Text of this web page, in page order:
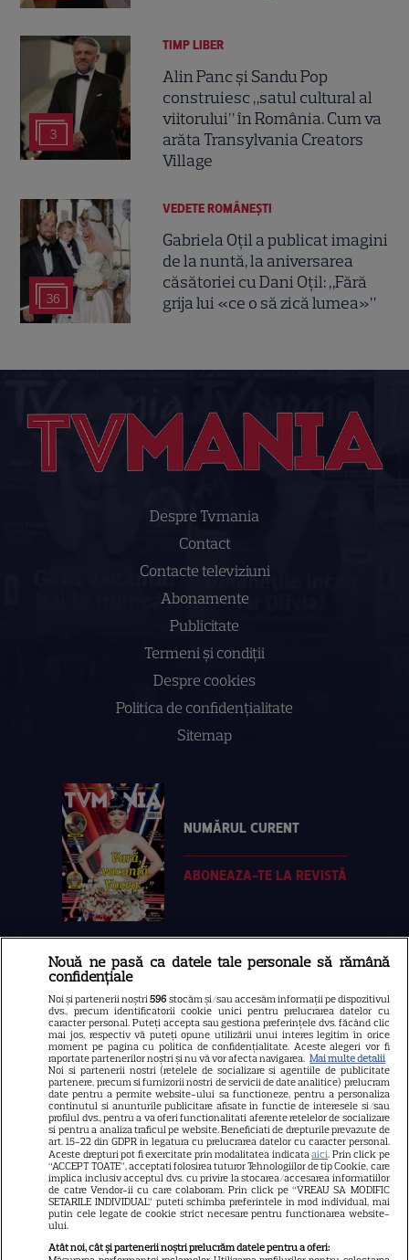
3
TIMP LIBER
Alin Panc și Sandu Pop
construiesc „satul cultural al
viitorului” în România. Cum va
arăta Transylvania Creators
Village
36
VEDETE ROMÂNEŞTI
Gabriela Oțil a publicat imagini
de la nuntă, la aniversarea
căsătoriei cu Dani Oțil: „Fără
grija lui «ce o să zică lumea»”
Despre Tvmania
Contact
Contacte televiziuni
Abonamente
Publicitate
Termeni și condiții
Despre cookies
Politica de confidenţialitate
Sitemap
NUMĂRUL CURENT
ABONEAZA-TE LA REVISTĂ
Libertatea
Libertatea pentru femei
GSP
Știri mondene
Avantaje
Elle
Unica
Retete practice
URMĂREȘTE-NE PE
Nouă ne pasă ca datele tale personale să rămână
confidențiale
Noi și partenerii noștri596 stocăm și/sau accesăm informații pe dispozitivul
dvs., precum identificatorii cookie unici pentru prelucrarea datelor cu
caracter personal. Puteți accepta sau gestiona preferințele dvs. făcând clic
mai jos, respectiv vă puteți opune utilizării unui interes legitim în orice
moment pe pagina cu politica de confidențialitate. Aceste alegeri vor fi
raportate partenerilor noștri și nu vă vor afecta navigarea. Mai multe detalii
Noi si partenerii nostri (retelele de socializare si agentiile de publicitate
partenere, precum si furnizorii nostri de servicii de date analitice) prelucram
date pentru a permite website-ului sa functioneze, pentru a personaliza
continutul si anunturile publicitare afisate in functie de interesele si/sau
profilul dvs., pentru a va oferi functionalitati aferente retelelor de socializare
si pentru a analiza traficul pe website. Beneficiati de drepturile prevazute de
art. 15-22 din GDPR in legatura cu prelucrarea datelor cu caracter personal.
Aceste drepturi pot fi exercitate prin modalitatea indicataaici. Prin click pe
“ACCEPT TOATE”, acceptati folosirea tuturor Tehnologiilor de tip Cookie, care
implica inclusiv acceptul dvs. cu privire la stocarea/accesarea informatiilor
de catre Vendor-ii cu care colaboram. Prin click pe “VREAU SA MODIFIC
SETARILE INDIVIDUAL” puteti schimba preferintele in mod individual, mai
putin cele legate de cookie strict necesare pentru functionarea website-
ului.
Atât noi, cât și partenerii noștri prelucrăm datele pentru a oferi: